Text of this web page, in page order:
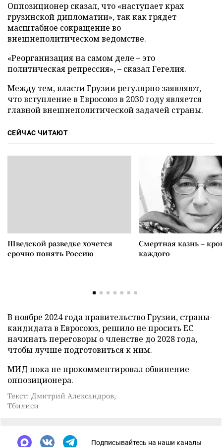
Оппозиционер сказал, что «наступает крах
грузинской дипломатии», так как грядет
масштабное сокращение во
внешнеполитическом ведомстве.
«Реорганизация на самом деле – это
политическая репрессия», – сказал Гегелия.
Между тем, власти Грузии регулярно заявляют,
что вступление в Евросоюз в 2030 году является
главной внешнеполитической задачей страны.
СЕЙЧАС ЧИТАЮТ
Шведской разведке хочется
срочно понять Россию
Смертная казнь –
каждого
В ноябре 2024 года правительство Грузии, страны-
кандидата в Евросоюз, решило не просить ЕС
начинать переговоры о членстве до 2028 года,
чтобы лучше подготовиться к ним.
МИД пока не прокомментировал обвинение
оппозиционера.
Текст: Дмитрий Александров,
Тбилиси
Подписывайтесь на наши каналы